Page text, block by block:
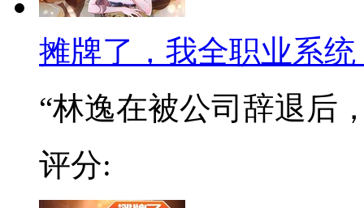
摊牌了，我全职业系统
“林逸在被公司辞退后
评分: